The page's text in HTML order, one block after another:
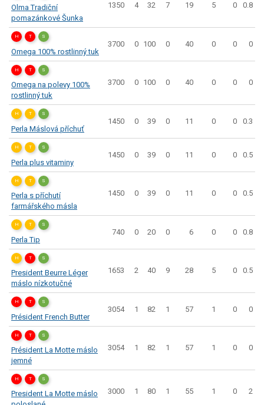
Olma Tradiční
pomazánkové Šunka
1350 4 32 7 19 5 0 0.8
H T S
Omega 100% rostlinný tuk
3700 0 100 0 40 0 0 0
H T S
Omega na polevy 100%
rostlinný tuk
3700 0 100 0 40 0 0 0
H T S
Perla Máslová příchuť
1450 0 39 0 11 0 0 0.3
H T S
Perla plus vitaminy
1450 0 39 0 11 0 0 0.5
H T S
Perla s příchutí
farmářského másla
1450 0 39 0 11 0 0 0.5
H T S
Perla Tip
740 0 20 0 6 0 0 0.8
H T S
President Beurre Léger
máslo nízkotučné
1653 2 40 9 28 5 0 0.5
H T S
Président French Butter
3054 1 82 1 57 1 0 0
H T S
Président La Motte máslo
jemné
3054 1 82 1 57 1 0 0
H T S
President La Motte máslo
3000 1 80 1 55 1 0 2